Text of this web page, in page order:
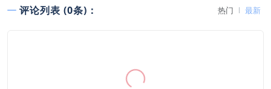
评论列表 (0条)： 热门 最新